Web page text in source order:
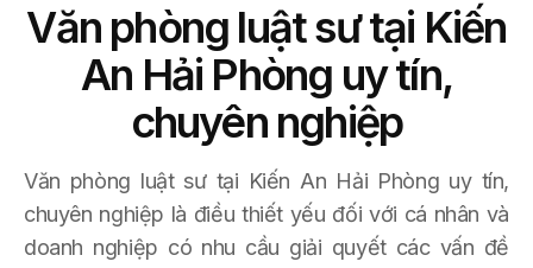
Văn phòng luật sư tại Kiến
An Hải Phòng uy tín,
chuyên nghiệp
Văn phòng luật sư tại Kiến An Hải Phòng uy tín,
chuyên nghiệp là điều thiết yếu đối với cá nhân và
doanh nghiệp có nhu cầu giải quyết các vấn đề